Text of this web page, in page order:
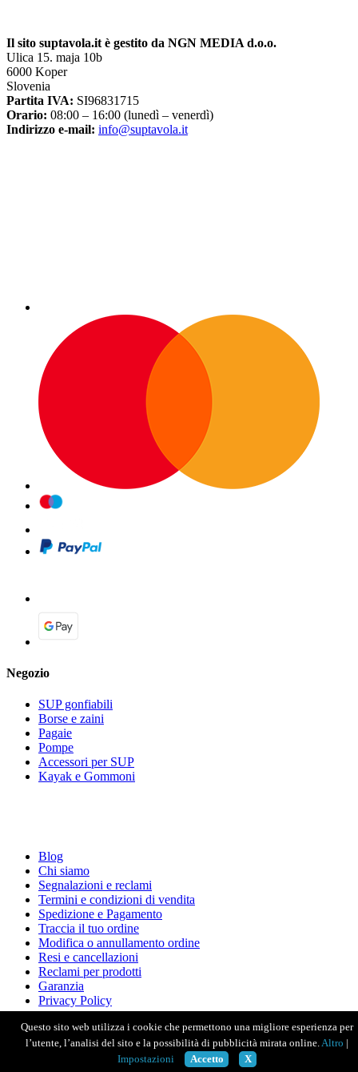
Il sito suptavola.it è gestito da NGN MEDIA d.o.o.
Ulica 15. maja 10b
6000 Koper
Slovenia
Partita IVA: SI96831715
Orario: 08:00 – 16:00 (lunedì – venerdì)
Indirizzo e-mail: info@suptavola.it
Negozio
SUP gonfiabili
Borse e zaini
Pagaie
Pompe
Accessori per SUP
Kayak e Gommoni
Blog
Chi siamo
Segnalazioni e reclami
Termini e condizioni di vendita
Spedizione e Pagamento
Traccia il tuo ordine
Modifica o annullamento ordine
Resi e cancellazioni
Reclami per prodotti
Garanzia
Privacy Policy
Copyright ©- Tutti i diritti riservati -NGN MEDIA
Informativa sui cookie
Questo sito web utilizza i cookie che permettono una migliore esperienza per
l’utente, l’analisi del sito e la possibilità di pubblicità mirata online.Altro |
Impostazioni
Accetto X